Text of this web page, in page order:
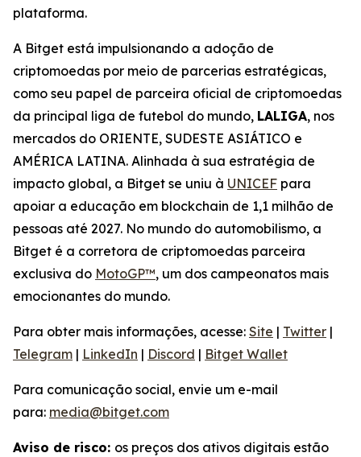
plataforma.
A Bitget está impulsionando a adoção de
criptomoedas por meio de parcerias estratégicas,
como seu papel de parceira oficial de criptomoedas
da principal liga de futebol do mundo, LALIGA, nos
mercados do ORIENTE, SUDESTE ASIÁTICO e
AMÉRICA LATINA. Alinhada à sua estratégia de
impacto global, a Bitget se uniu à UNICEF para
apoiar a educação em blockchain de 1,1 milhão de
pessoas até 2027. No mundo do automobilismo, a
Bitget é a corretora de criptomoedas parceira
exclusiva do MotoGP™, um dos campeonatos mais
emocionantes do mundo.
Para obter mais informações, acesse: Site | Twitter |
Telegram | LinkedIn | Discord | Bitget Wallet
Para comunicação social, envie um e-mail
para: media@bitget.com
Aviso de risco: os preços dos ativos digitais estão